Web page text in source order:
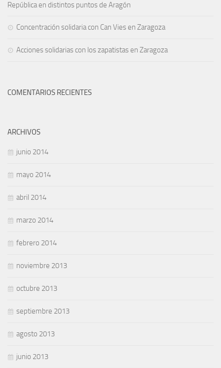
República en distintos puntos de Aragón
Concentración solidaria con Can Vies en Zaragoza
Acciones solidarias con los zapatistas en Zaragoza
COMENTARIOS RECIENTES
ARCHIVOS
junio 2014
mayo 2014
abril 2014
marzo 2014
febrero 2014
noviembre 2013
octubre 2013
septiembre 2013
agosto 2013
junio 2013